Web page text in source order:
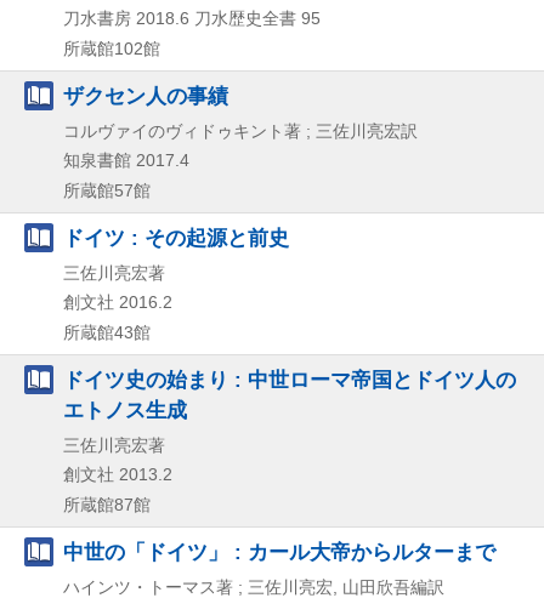
刀水書房 2018.6 刀水歴史全書 95
所蔵館102館
ザクセン人の事績
コルヴァイのヴィドゥキント著 ; 三佐川亮宏訳
知泉書館 2017.4
所蔵館57館
ドイツ : その起源と前史
三佐川亮宏著
創文社 2016.2
所蔵館43館
ドイツ史の始まり : 中世ローマ帝国とドイツ人の
エトノス生成
三佐川亮宏著
創文社 2013.2
所蔵館87館
中世の「ドイツ」 : カール大帝からルターまで
ハインツ・トーマス著 ; 三佐川亮宏, 山田欣吾編訳